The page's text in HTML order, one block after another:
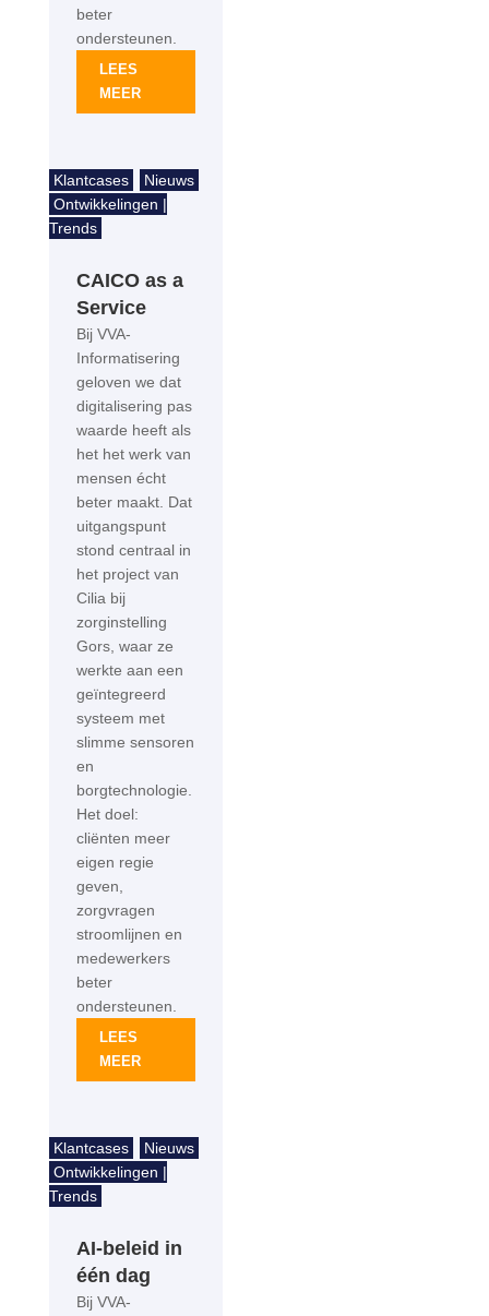
beter
ondersteunen.
LEES
MEER
Klantcases
Nieuws
Ontwikkelingen |
Trends
CAICO as a
Service
Bij VVA-
Informatisering
geloven we dat
digitalisering pas
waarde heeft als
het het werk van
mensen écht
beter maakt. Dat
uitgangspunt
stond centraal in
het project van
Cilia bij
zorginstelling
Gors, waar ze
werkte aan een
geïntegreerd
systeem met
slimme sensoren
en
borgtechnologie.
Het doel:
cliënten meer
eigen regie
geven,
zorgvragen
stroomlijnen en
medewerkers
beter
ondersteunen.
LEES
MEER
Klantcases
Nieuws
Ontwikkelingen |
Trends
AI-beleid in
één dag
Bij VVA-